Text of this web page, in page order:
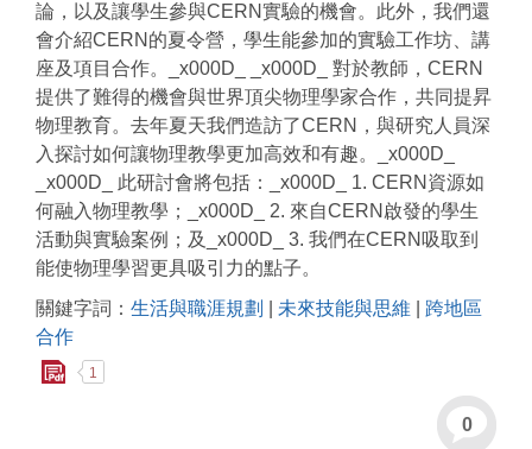
論，以及讓學生參與CERN實驗的機會。此外，我們還
會介紹CERN的夏令營，學生能參加的實驗工作坊、講
座及項目合作。_x000D_ _x000D_ 對於教師，CERN
提供了難得的機會與世界頂尖物理學家合作，共同提昇
物理教育。去年夏天我們造訪了CERN，與研究人員深
入探討如何讓物理教學更加高效和有趣。_x000D_
_x000D_ 此研討會將包括：_x000D_ 1. CERN資源如
何融入物理教學；_x000D_ 2. 來自CERN啟發的學生
活動與實驗案例；及_x000D_ 3. 我們在CERN吸取到
能使物理學習更具吸引力的點子。
關鍵字詞： 生活與職涯規劃 未來技能與思維
跨地區
合作
1
0